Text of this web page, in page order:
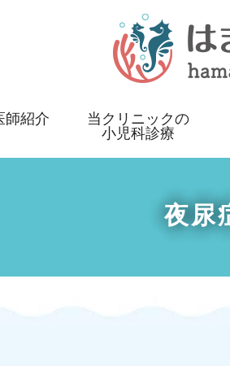
師紹介
当クリニックの
小児科診療
夜尿